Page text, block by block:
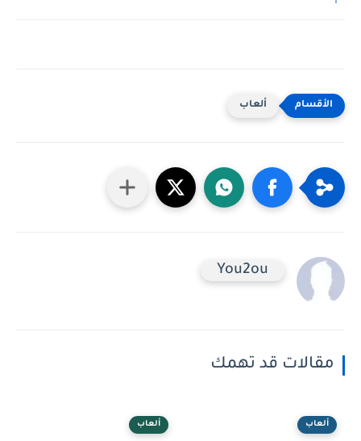
ألعاب
You2ou
مقالات قد تهمك
ألعاب ألعاب